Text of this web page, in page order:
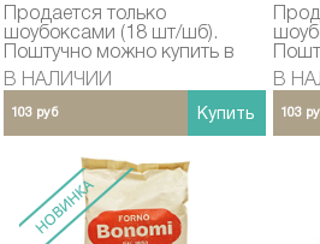
ШТ
Продается только
шоубоксами (18 шт/шб).
Поштучно можно купить в
розничных магазинах
CEZONI MARKET в Москве
В НАЛИЧИИ
103 руб Купить
ШТ
В
103